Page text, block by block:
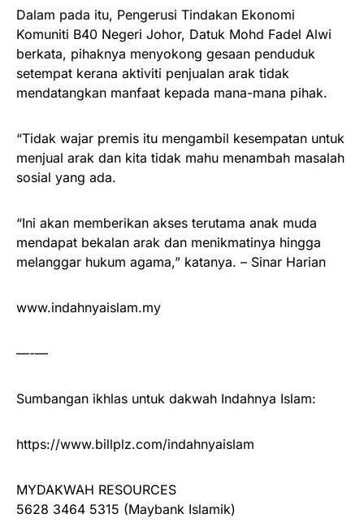
Dalam pada itu, Pengerusi Tindakan Ekonomi
Komuniti B40 Negeri Johor, Datuk Mohd Fadel Alwi
berkata, pihaknya menyokong gesaan penduduk
setempat kerana aktiviti penjualan arak tidak
mendatangkan manfaat kepada mana-mana pihak.
“Tidak wajar premis itu mengambil kesempatan untuk
menjual arak dan kita tidak mahu menambah masalah
sosial yang ada.
“Ini akan memberikan akses terutama anak muda
mendapat bekalan arak dan menikmatinya hingga
melanggar hukum agama,” katanya. – Sinar Harian
www.indahnyaislam.my
—-—
Sumbangan ikhlas untuk dakwah Indahnya Islam:
https://www.billplz.com/indahnyaislam
MYDAKWAH RESOURCES
5628 3464 5315 (Maybank Islamik)